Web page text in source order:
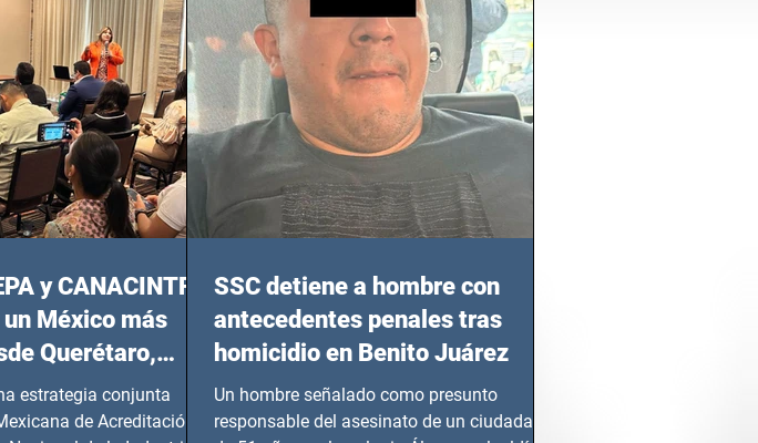
y CANACINTRA
México más
Querétaro,
estrategia conjunta
de Acreditación
SSC detiene a hombre con
antecedentes penales tras
homicidio en Benito Juárez
Un hombre señalado como presunto
responsable del asesinato de un ciudadano